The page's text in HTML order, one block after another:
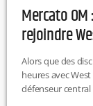
Mercato
rejoindre
Alors que des
heures avec
défenseur